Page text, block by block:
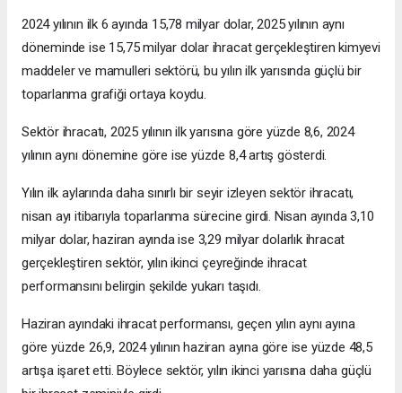
2024 yılının ilk 6 ayında 15,78 milyar dolar, 2025 yılının aynı
döneminde ise 15,75 milyar dolar ihracat gerçekleştiren kimyevi
maddeler ve mamulleri sektörü, bu yılın ilk yarısında güçlü bir
toparlanma grafiği ortaya koydu.
Sektör ihracatı, 2025 yılının ilk yarısına göre yüzde 8,6, 2024
yılının aynı dönemine göre ise yüzde 8,4 artış gösterdi.
Yılın ilk aylarında daha sınırlı bir seyir izleyen sektör ihracatı,
nisan ayı itibarıyla toparlanma sürecine girdi. Nisan ayında 3,10
milyar dolar, haziran ayında ise 3,29 milyar dolarlık ihracat
gerçekleştiren sektör, yılın ikinci çeyreğinde ihracat
performansını belirgin şekilde yukarı taşıdı.
Haziran ayındaki ihracat performansı, geçen yılın aynı ayına
göre yüzde 26,9, 2024 yılının haziran ayına göre ise yüzde 48,5
artışa işaret etti. Böylece sektör, yılın ikinci yarısına daha güçlü